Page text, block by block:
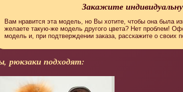
Закажите
Вам нравится эта модель, но Вы хотите, чтобы она была
желаете такую-же модель другого цвета? Нет проблем!
модель и, при подтверждении заказа, расскажите о своих
рюкзаки подходят: